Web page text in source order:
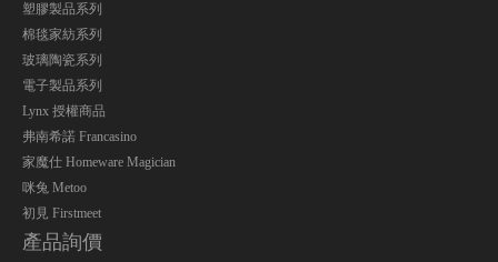
塑膠製品系列
棉毯家紡系列
玻璃陶瓷系列
電子製品系列
Lynx 授權商品
弗南希諾 Francasino
家魔仕 Homeware Magician
咪兔 Metoo
初見 Firstmeet
產品詢價